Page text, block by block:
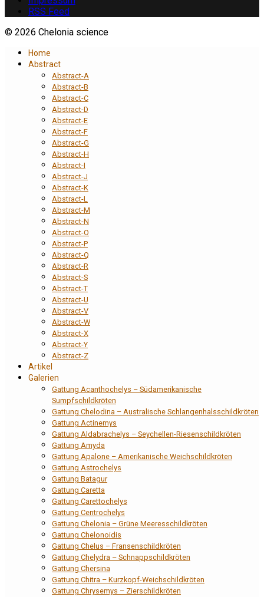
RSS Feed
© 2026 Chelonia science
Home
Abstract
Abstract-A
Abstract-B
Abstract-C
Abstract-D
Abstract-E
Abstract-F
Abstract-G
Abstract-H
Abstract-I
Abstract-J
Abstract-K
Abstract-L
Abstract-M
Abstract-N
Abstract-O
Abstract-P
Abstract-Q
Abstract-R
Abstract-S
Abstract-T
Abstract-U
Abstract-V
Abstract-W
Abstract-X
Abstract-Y
Abstract-Z
Artikel
Galerien
Gattung Acanthochelys – Südamerikanische
Sumpfschildkröten
Gattung Chelodina – Australische Schlangenhalsschildkröten
Gattung Actinemys
Gattung Aldabrachelys – Seychellen-Riesenschildkröten
Gattung Amyda
Gattung Apalone – Amerikanische Weichschildkröten
Gattung Astrochelys
Gattung Batagur
Gattung Caretta
Gattung Carettochelys
Gattung Centrochelys
Gattung Chelonia – Grüne Meeresschildkröten
Gattung Chelonoidis
Gattung Chelus – Fransenschildkröten
Gattung Chelydra – Schnappschildkröten
Gattung Chersina
Gattung Chitra – Kurzkopf-Weichschildkröten
Gattung Chrysemys – Zierschildkröten